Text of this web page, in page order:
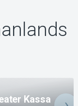
Kassa